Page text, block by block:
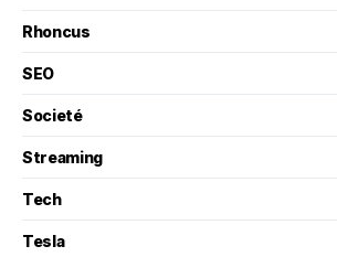
Rhoncus
SEO
Societé
Streaming
Tech
Tesla